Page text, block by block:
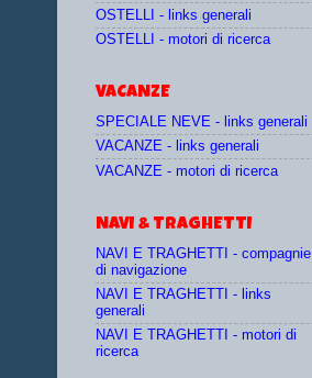
OSTELLI - links generali
OSTELLI - motori di ricerca
VACANZE
SPECIALE NEVE - links generali
VACANZE - links generali
VACANZE - motori di ricerca
NAVI & TRAGHETTI
NAVI E TRAGHETTI - compagnie
di navigazione
NAVI E TRAGHETTI - links
generali
NAVI E TRAGHETTI - motori di
ricerca